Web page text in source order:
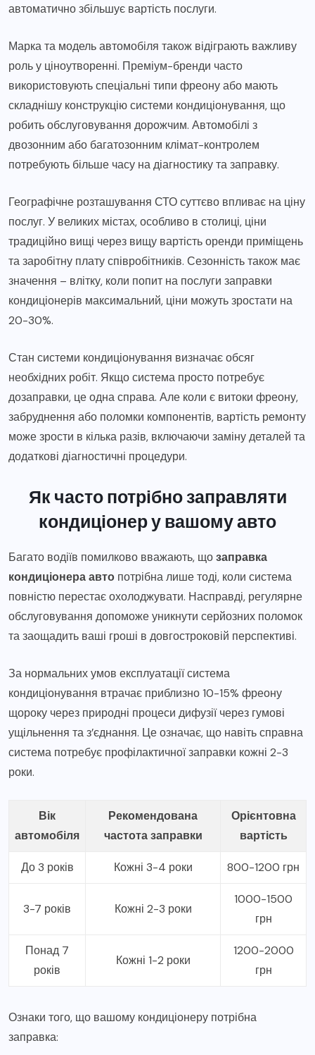
автоматично збільшує вартість послуги.
Марка та модель автомобіля також відіграють важливу
роль у ціноутворенні. Преміум-бренди часто
використовують спеціальні типи фреону або мають
складнішу конструкцію системи кондиціонування, що
робить обслуговування дорожчим. Автомобілі з
двозонним або багатозонним клімат-контролем
потребують більше часу на діагностику та заправку.
Географічне розташування СТО суттєво впливає на ціну
послуг. У великих містах, особливо в столиці, ціни
традиційно вищі через вищу вартість оренди приміщень
та заробітну плату співробітників. Сезонність також має
значення – влітку, коли попит на послуги заправки
кондиціонерів максимальний, ціни можуть зростати на
20-30%.
Стан системи кондиціонування визначає обсяг
необхідних робіт. Якщо система просто потребує
дозаправки, це одна справа. Але коли є витоки фреону,
забруднення або поломки компонентів, вартість ремонту
може зрости в кілька разів, включаючи заміну деталей та
додаткові діагностичні процедури.
Як часто потрібно заправляти
кондиціонер у вашому авто
Багато водіїв помилково вважають, щозаправка
кондиціонера авто потрібна лише тоді, коли система
повністю перестає охолоджувати. Насправді, регулярне
обслуговування допоможе уникнути серйозних поломок
та заощадить ваші гроші в довгостроковій перспективі.
За нормальних умов експлуатації система
кондиціонування втрачає приблизно 10-15% фреону
щороку через природні процеси дифузії через гумові
ущільнення та з’єднання. Це означає, що навіть справна
система потребує профілактичної заправки кожні 2-3
роки.
Вік
автомобіля
Рекомендована
частота заправки
Орієнтовна
вартість
До 3 років Кожні 3-4 роки 800-1200 грн
3-7 років Кожні 2-3 роки
1000-1500
грн
Понад 7
років
Кожні 1-2 роки
1200-2000
грн
Ознаки того, що вашому кондиціонеру потрібна
заправка: